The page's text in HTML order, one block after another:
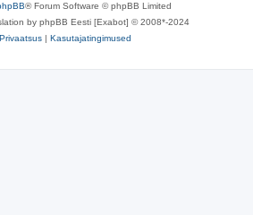
® Forum Software © phpBB Limited
by phpBB Eesti [Exabot] © 2008*-2024
Privaatsus | Kasutajatingimused